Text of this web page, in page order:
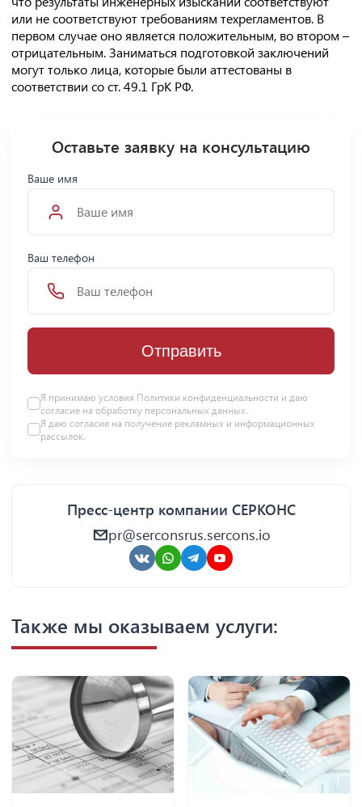
или не соответствуют требованиям техрегламентов. В
первом случае оно является положительным, во втором –
отрицательным. Заниматься подготовкой заключений
могут только лица, которые были аттестованы в
соответствии со ст. 49.1 ГрК РФ.
Оставьте заявку на консультацию
Ваше имя
Ваш телефон
Отправить
Я принимаю условия Политики конфиденциальности и даю
согласие на обработку персональных данных.
Я даю согласие на получение рекламных и информационных
рассылок.
Пресс-центр компании СЕРКОНС
pr@serconsrus.sercons.io
Также мы оказываем услуги: